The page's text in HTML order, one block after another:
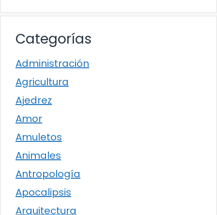
Categorías
Administración
Agricultura
Ajedrez
Amor
Amuletos
Animales
Antropología
Apocalipsis
Arquitectura